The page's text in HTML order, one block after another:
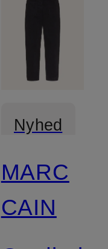
Nyhed
MARC
CAIN